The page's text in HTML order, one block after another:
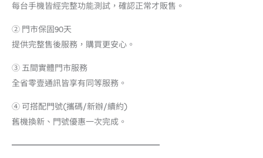
每台手機皆經完整功能測試，確認正常才販售。
② 門市保固90天
提供完整售後服務，購買更安心。
③ 五間實體門市服務
全省零壹通訊皆享有同等服務。
④ 可搭配門號(攜碼/新辦/續約)
舊機換新、門號優惠一次完成。
━━━━━━━━━━━━━━━━━━